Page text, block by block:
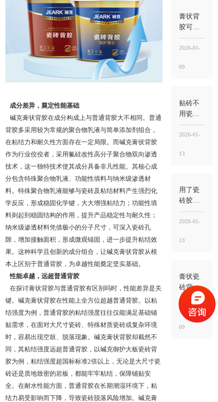
成分差异，奠定性能基础​
碱克膏状背胶在成分构成上与普通背胶大不相同。普通
背胶多采用较为常规的聚合物乳液与简单添加剂组合，
在粘结力和耐久性方面存在一定局限。而碱克膏状背胶
作为行业佼佼者，采用氟硅改性高分子聚合物双向渗透
技术，这一独特技术使其成分具备非凡性能。其核心成
分包含特殊聚合物乳液、功能性填料与纳米级渗透材
料。特殊聚合物乳液能够与瓷砖及粘结材料产生强烈化
学反应，形成稳固化学键，大大增强粘结力；功能性填
料则起到稳固结构的作用，提升产品稳定性与耐久性；
纳米级渗透材料凭借极小的分子尺寸，可深入瓷砖孔
隙，增加接触面积，形成微观锚固，进一步提升粘结效
果。这种科学且创新的成分组合，让碱克膏状背胶从根
本上区别于普通背胶，为卓越性能奠定坚实基础。​
性能卓越，远超普通背胶​
在探讨膏状背胶与普通背胶有区别吗时，性能差异是关
键。碱克膏状背胶在性能上全方位超越普通背胶。以粘
结强度为例，普通背胶的粘结强度往往仅能满足基础铺
贴需求，在面对大尺寸瓷砖、特殊材质瓷砖或复杂环境
时，容易出现空鼓、脱落现象。碱克膏状背胶却截然不
同，其粘结强度远超普通背胶，以碱克御护大板瓷砖背
胶为例，粘结强度超国标标准2倍以上，无论是大尺寸瓷
砖还是质地致密的岩板，都能牢牢粘结，保障铺贴安
全。在耐水性能方面，普通背胶在长期潮湿环境下，粘
结力易受影响而下降，导致瓷砖脱落风险增加。碱克膏
砖胶
管“承托
粘结”
膏状背
胶可以
刷地面
吗？能
别刷错
是“刷砖
背”不
是“刷地
面基层”
2026-01-
09
贴砖不
用瓷砖
胶可以
吗？能
要看瓷
况，别
把“能
贴”当“能
稳”
2026-01-
13
用了瓷
砖胶还
用水泥
吗？能
别混
法”与“用
途”
2026-01-
13
膏状瓷
砖背胶
好吗？
好不好
不在“噱
头”，而
2026-01-
09